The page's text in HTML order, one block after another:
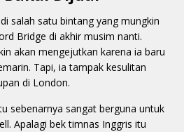
salah satu bintang yang mungkin
Bridge di akhir musim nanti.
akan mengejutkan karena ia baru
Tapi, ia tampak kesulitan
di London.
sebenarnya sangat berguna untuk
Apalagi bek timnas Inggris itu